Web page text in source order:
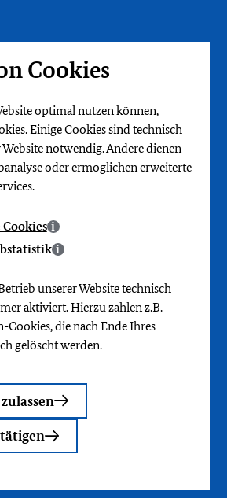
Cookies
optimal nutzen können,
Einige Cookies sind technisch
notwendig. Andere dienen
oder ermöglichen erweiterte
unserer Website technisch
aktiviert. Hierzu zählen z.B.
Cookies, die nach Ende Ihres
gelöscht werden.